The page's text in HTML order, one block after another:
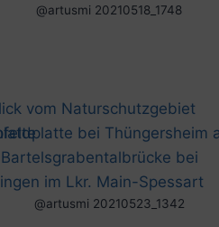
@artusmi 20210518_1748
@artusmi 20210523_1342